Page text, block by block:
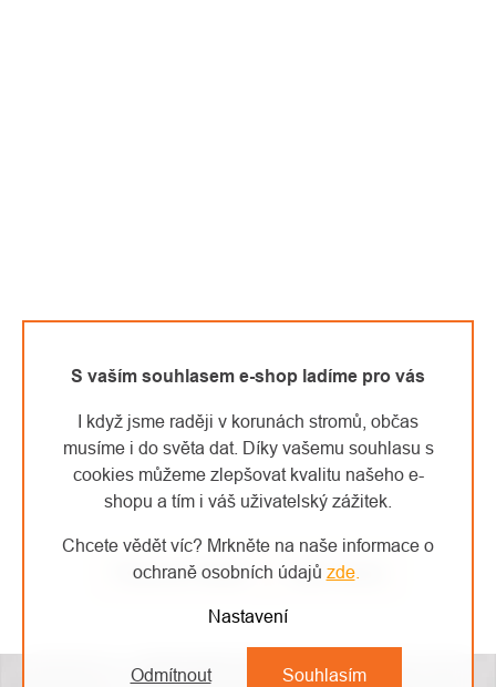
S vaším souhlasem e-shop ladíme pro vás
I když jsme raději v korunách stromů, občas
musíme i do světa dat. Díky vašemu souhlasu s
cookies můžeme zlepšovat kvalitu našeho e-
shopu a tím i váš uživatelský zážitek.
Chcete vědět víc? Mrkněte na naše informace o
ochraně osobních údajů zde.
Nastavení
Odmítnout Souhlasím
Předchozí článek Další článek